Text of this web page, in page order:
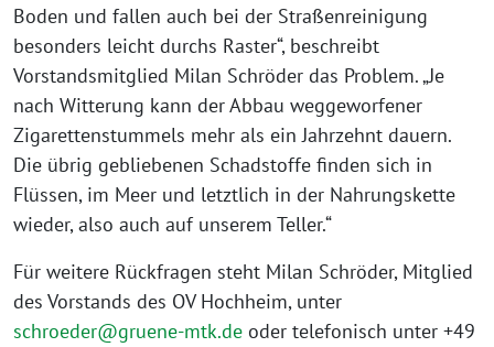
Boden und fallen auch bei der Straßenreinigung
besonders leicht durchs Raster“, beschreibt
Vorstandsmitglied Milan Schröder das Problem. „Je
nach Witterung kann der Abbau weggeworfener
Zigarettenstummels mehr als ein Jahrzehnt dauern.
Die übrig gebliebenen Schadstoffe finden sich in
Flüssen, im Meer und letztlich in der Nahrungskette
wieder, also auch auf unserem Teller.“
Für weitere Rückfragen steht Milan Schröder, Mitglied
des Vorstands des OV Hochheim, unter
schroeder@gruene-mtk.de oder telefonisch unter +49